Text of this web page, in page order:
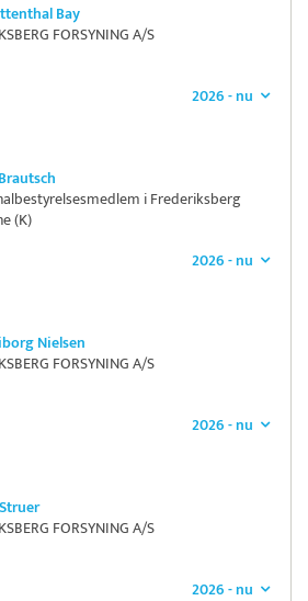
Bay
FORSYNING A/S
2026 - nu
i Frederiksberg
(K)
2026 - nu
Nielsen
FORSYNING A/S
2026 - nu
FORSYNING A/S
2026 - nu